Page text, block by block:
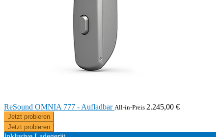
ReSound OMNIA 777 - Aufladbar All-in-Preis 2.245,00 €
Jetzt probieren
Jetzt probieren